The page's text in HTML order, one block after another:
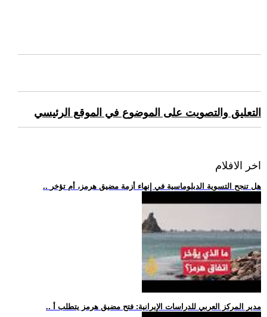
التعليق والتصويت على الموضوع في الموقع الرئيسي
اخر الافلام
.. هل تنجح التسوية الدبلوماسية في إنهاء أزمة مضيق هرمز، أم تؤخر
.. مدير المركز العربي للدراسات الإيرانية: فتح مضيق هرمز يتطلب أ